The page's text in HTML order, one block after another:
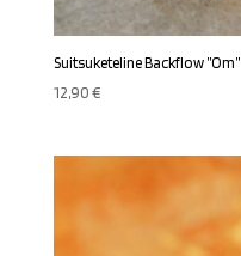
Suitsuketeline Backflow ”Om”
12,90€